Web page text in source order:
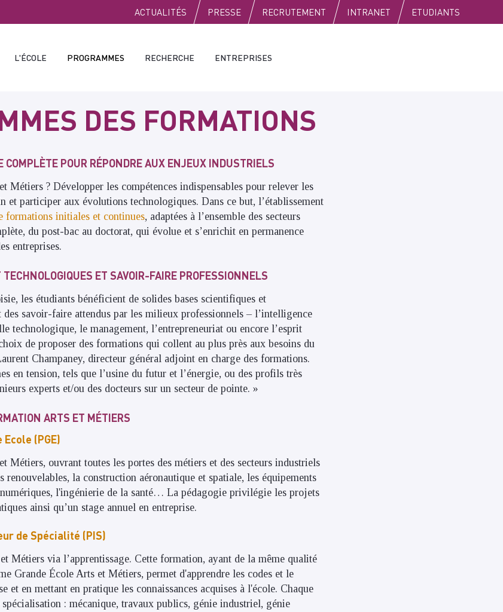
PUBLIC
ACTUALITÉS PRESSE RECRUTEMENT INTRANET ETUDIANTS
L'ÉCOLE PROGRAMMES RECHERCHE ENTREPRISES
DES FORMATIONS
COMPLÈTE POUR RÉPONDRE AUX ENJEUX INDUSTRIELS
Métiers ? Développer les compétences indispensables pour relever les
et participer aux évolutions technologiques. Dans ce but, l’établissement
formations initiales et continues, adaptées à l’ensemble des secteurs
du post-bac au doctorat, qui évolue et s’enrichit en permanence
entreprises.
ET SAVOIR-FAIRE PROFESSIONNELS
les étudiants bénéficient de solides bases scientifiques et
des savoir-faire attendus par les milieux professionnels – l’intelligence
technologique, le management, l’entrepreneuriat ou encore l’esprit
de proposer des formations qui collent au plus près aux besoins du
Champaney, directeur général adjoint en charge des formations.
en tension, tels que l’usine du futur et l’énergie, ou des profils très
experts et/ou des docteurs sur un secteur de pointe. »
ARTS ET MÉTIERS
(PGE)
Métiers, ouvrant toutes les portes des métiers et des secteurs industriels
renouvelables, la construction aéronautique et spatiale, les équipements
l'ingénierie de la santé… La pédagogie privilégie les projets
ainsi qu’un stage annuel en entreprise.
de Spécialité (PIS)
Métiers via l’apprentissage. Cette formation, ayant de la même qualité
Grande École Arts et Métiers, permet d'apprendre les codes et le
et en mettant en pratique les connaissances acquises à l'école. Chaque
: mécanique, travaux publics, génie industriel, génie